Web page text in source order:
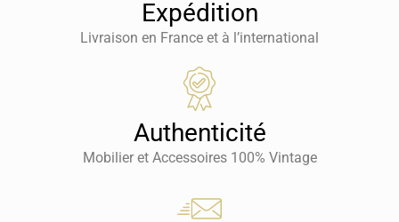
Expédition
Livraison en France et à l’international
Authenticité
Mobilier et Accessoires 100% Vintage